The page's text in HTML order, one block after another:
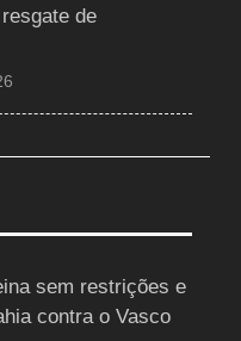
de
sem restrições e
contra o Vasco